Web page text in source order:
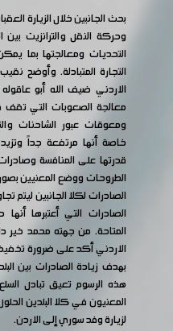
بحث الجانبين خلال الزيارة
وحركة النقل والترانزيت بين
التحديات ومعالجتها بما
التجارة المتبادلة. وأوضح
الاردني ضيف الله أبو
معالجة الصعوبات التي تقف
ومعوقات عبور الشاحنات
خاصة أنها مرتفعة جداً
قدرتها على المنافسة
الطروحات ووضع المعنيين
الصادرات لكلا الجانبين
الصادرات التي أعتبرها
المتاحة. من جهته محمد خير
الاردني أكد على ضرورة
بهدف زيادة الصادرات بين
هذه الرسوم تعيق تبادل
المعنيون في كلا البلدين
لزيارة وفد سوري إلى الاردن.